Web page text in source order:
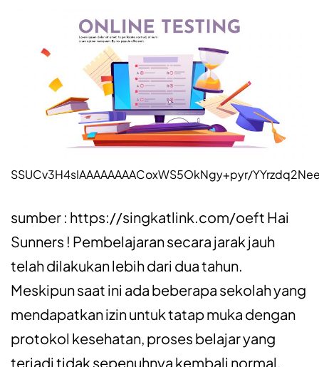
SSUCv3H4sIAAAAAAAACoxWS5OkNgy+pyr/
sumber : https://singkatlink.com/oeft Hai
Sunners ! Pembelajaran secara jarak jauh
telah dilakukan lebih dari dua tahun.
Meskipun saat ini ada beberapa sekolah yang
mendapatkan izin untuk tatap muka dengan
protokol kesehatan, proses belajar yang
terjadi tidak sepenuhnya kembali normal.